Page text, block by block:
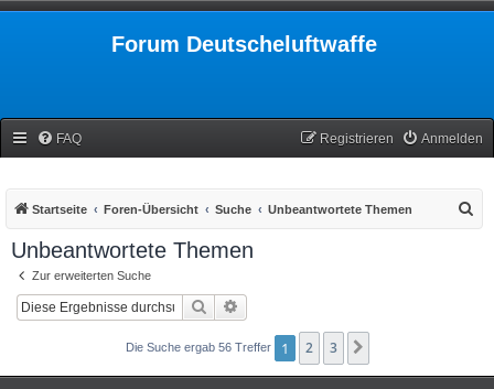
Forum Deutscheluftwaffe
FAQ Anmelden
Registrieren
Startseite Foren-Übersicht Suche Unbeantwortete Themen
Unbeantwortete Themen
Zur erweiterten Suche
Suche
Die Suche ergab 56 Treffer 1 2 3